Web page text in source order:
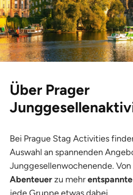
Über Prager
Bei Prague Stag Activities
Auswahl an spannenden
Junggesellenwochenende. Von
Abenteuerzu mehr